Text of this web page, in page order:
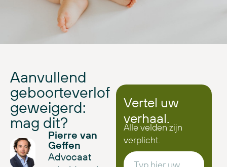
Aanvullend
geboorteverlof
geweigerd:
mag dit?
Pierre van
Geffen
Advocaat
Vertel uw
verhaal.
Alle velden zijn
verplicht.